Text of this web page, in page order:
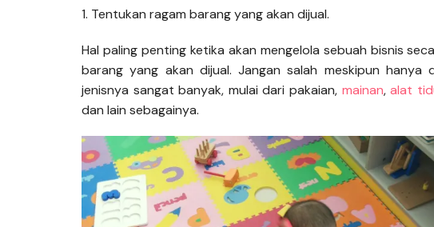
1. Tentukan ragam barang yang akan dijual.
Hal paling penting ketika akan mengelola sebuah bisnis
barang yang akan dijual. Jangan salah meskipun hanya
jenisnya sangat banyak, mulai dari pakaian, mainan,alat
dan lain sebagainya.